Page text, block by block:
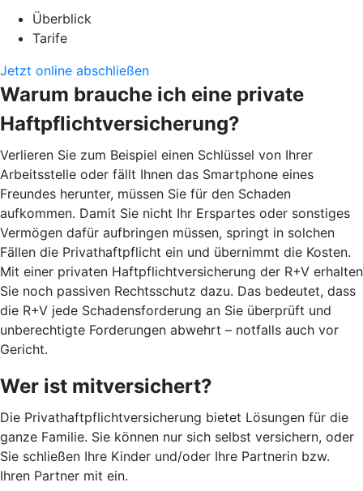
Überblick
Tarife
Jetzt online abschließen
Warum brauche ich eine private
Haftpflichtversicherung?
Verlieren Sie zum Beispiel einen Schlüssel von Ihrer
Arbeitsstelle oder fällt Ihnen das Smartphone eines
Freundes herunter, müssen Sie für den Schaden
aufkommen. Damit Sie nicht Ihr Erspartes oder sonstiges
Vermögen dafür aufbringen müssen, springt in solchen
Fällen die Privathaftpflicht ein und übernimmt die Kosten.
Mit einer privaten Haftpflichtversicherung der R+V erhalten
Sie noch passiven Rechtsschutz dazu. Das bedeutet, dass
die R+V jede Schadensforderung an Sie überprüft und
unberechtigte Forderungen abwehrt – notfalls auch vor
Gericht.
Wer ist mitversichert?
Die Privathaftpflichtversicherung bietet Lösungen für die
ganze Familie. Sie können nur sich selbst versichern, oder
Sie schließen Ihre Kinder und/oder Ihre Partnerin bzw.
Ihren Partner mit ein.